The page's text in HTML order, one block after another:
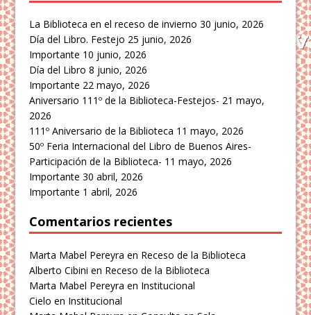
La Biblioteca en el receso de invierno 30 junio, 2026
Día del Libro. Festejo 25 junio, 2026
Importante 10 junio, 2026
Día del Libro 8 junio, 2026
Importante 22 mayo, 2026
Aniversario 111º de la Biblioteca-Festejos- 21 mayo,
2026
111º Aniversario de la Biblioteca 11 mayo, 2026
50º Feria Internacional del Libro de Buenos Aires-
Participación de la Biblioteca- 11 mayo, 2026
Importante 30 abril, 2026
Importante 1 abril, 2026
Comentarios recientes
Marta Mabel Pereyra en Receso de la Biblioteca
Alberto Cibini en Receso de la Biblioteca
Marta Mabel Pereyra en Institucional
Cielo en Institucional